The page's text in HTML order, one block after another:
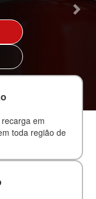
em
toda região de